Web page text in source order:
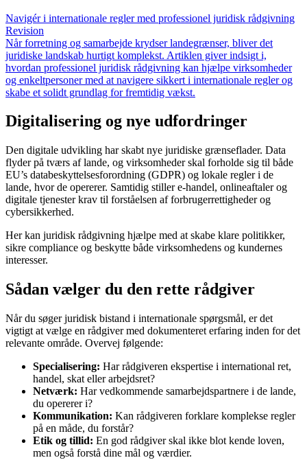
Navigér i internationale regler med professionel juridisk rådgivning
Revision
Når forretning og samarbejde krydser landegrænser, bliver det
juridiske landskab hurtigt komplekst. Artiklen giver indsigt i,
hvordan professionel juridisk rådgivning kan hjælpe virksomheder
og enkeltpersoner med at navigere sikkert i internationale regler og
skabe et solidt grundlag for fremtidig vækst.
Digitalisering og nye udfordringer
Den digitale udvikling har skabt nye juridiske grænseflader. Data
flyder på tværs af lande, og virksomheder skal forholde sig til både
EU’s databeskyttelsesforordning (GDPR) og lokale regler i de
lande, hvor de opererer. Samtidig stiller e-handel, onlineaftaler og
digitale tjenester krav til forståelsen af forbrugerrettigheder og
cybersikkerhed.
Her kan juridisk rådgivning hjælpe med at skabe klare politikker,
sikre compliance og beskytte både virksomhedens og kundernes
interesser.
Sådan vælger du den rette rådgiver
Når du søger juridisk bistand i internationale spørgsmål, er det
vigtigt at vælge en rådgiver med dokumenteret erfaring inden for det
relevante område. Overvej følgende:
Specialisering: Har rådgiveren ekspertise i international ret,
handel, skat eller arbejdsret?
Netværk: Har vedkommende samarbejdspartnere i de lande,
du opererer i?
Kommunikation: Kan rådgiveren forklare komplekse regler
på en måde, du forstår?
Etik og tillid: En god rådgiver skal ikke blot kende loven,
men også forstå dine mål og værdier.